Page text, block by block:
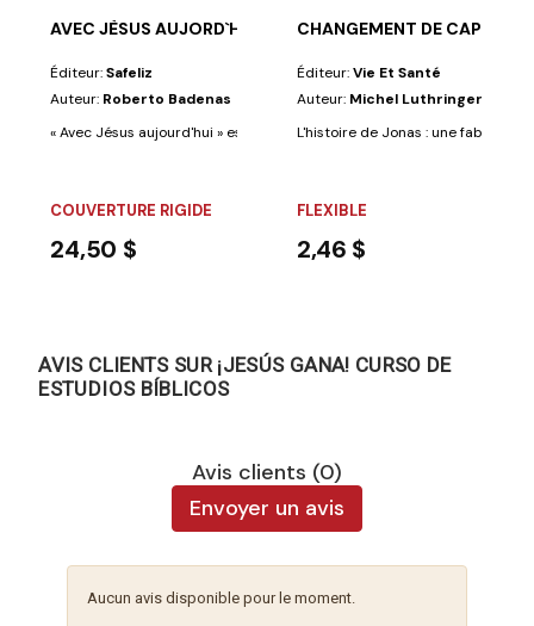
AVEC JÈSUS AUJORD`HOUI
Éditeur:Safeliz
Auteur: Roberto Badenas
« Avec Jésus aujourd'hui » est un recueil de méditations destinées à
COUVERTURE RIGIDE
24,50 $
CHANGEMENT DE CAP
Éditeur:Vie Et Santé
Auteur: Michel Luthringer
L'histoire de Jonas : une fable
FLEXIBLE
2,46 $
AVIS CLIENTS SUR ¡JESÚS GANA! CURSO DE
ESTUDIOS BÍBLICOS
Avis clients (0)
Envoyer un avis
Aucun avis disponible pour le moment.